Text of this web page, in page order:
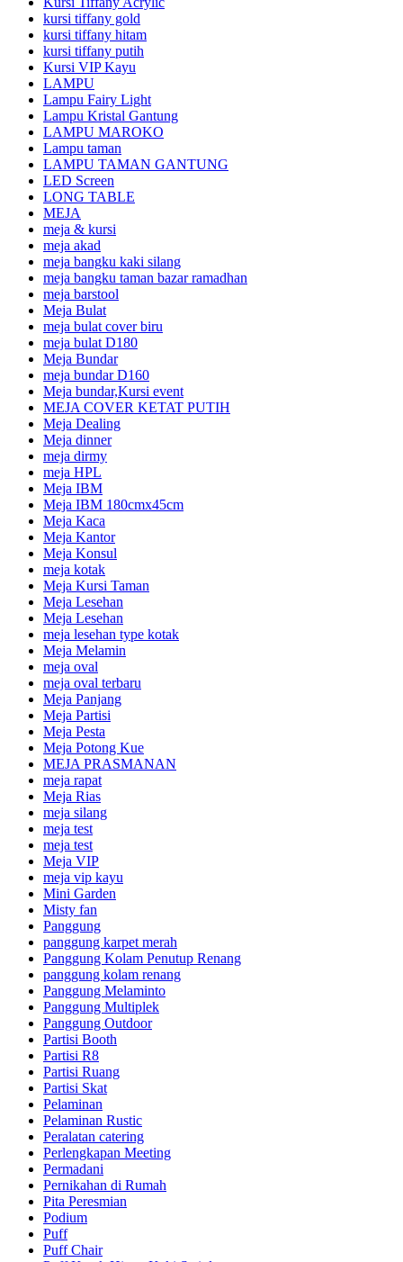
kursi tiffany gold
kursi tiffany hitam
kursi tiffany putih
Kursi VIP Kayu
LAMPU
Lampu Fairy Light
Lampu Kristal Gantung
LAMPU MAROKO
Lampu taman
LAMPU TAMAN GANTUNG
LED Screen
LONG TABLE
MEJA
meja & kursi
meja akad
meja bangku kaki silang
meja bangku taman bazar ramadhan
meja barstool
Meja Bulat
meja bulat cover biru
meja bulat D180
Meja Bundar
meja bundar D160
Meja bundar,Kursi event
MEJA COVER KETAT PUTIH
Meja Dealing
Meja dinner
meja dirmy
meja HPL
Meja IBM
Meja IBM 180cmx45cm
Meja Kaca
Meja Kantor
Meja Konsul
meja kotak
Meja Kursi Taman
Meja Lesehan
Meja Lesehan
meja lesehan type kotak
Meja Melamin
meja oval
meja oval terbaru
Meja Panjang
Meja Partisi
Meja Pesta
Meja Potong Kue
MEJA PRASMANAN
meja rapat
Meja Rias
meja silang
meja test
meja test
Meja VIP
meja vip kayu
Mini Garden
Misty fan
Panggung
panggung karpet merah
Panggung Kolam Penutup Renang
panggung kolam renang
Panggung Melaminto
Panggung Multiplek
Panggung Outdoor
Partisi Booth
Partisi R8
Partisi Ruang
Partisi Skat
Pelaminan
Pelaminan Rustic
Peralatan catering
Perlengkapan Meeting
Permadani
Pernikahan di Rumah
Pita Peresmian
Podium
Puff
Puff Chair